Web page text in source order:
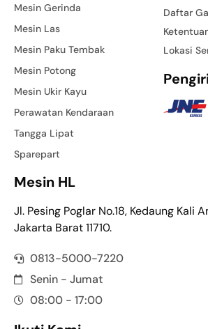
Mesin Gerinda
Mesin Las
Mesin Paku Tembak
Mesin Potong
Mesin Ukir Kayu
Perawatan Kendaraan
Tangga Lipat
Sparepart
Daftar
Lokasi
Mesin HL
Jl. Pesing Poglar No.18, Kedaung Kali
Jakarta Barat 11710.
0813-5000-7220
Senin - Jumat
08:00 - 17:00